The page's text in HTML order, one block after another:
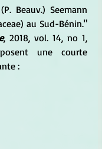
Beauv.) Seemann
au Sud-Bénin."
, 2018, vol. 14, no 1,
une courte
: